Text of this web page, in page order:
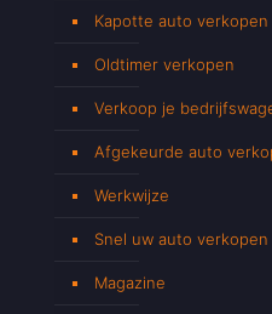
Kapotte auto verkopen
Oldtimer verkopen
Verkoop je
Afgekeurde auto
Werkwijze
Snel uw auto verkopen
Magazine